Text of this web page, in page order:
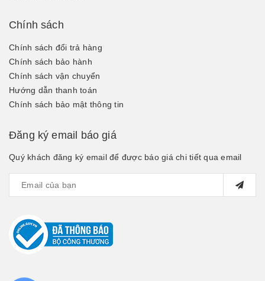
Chính sách
Chính sách đổi trả hàng
Chính sách bảo hành
Chính sách vận chuyển
Hướng dẫn thanh toán
Chính sách bảo mật thông tin
Đăng ký email báo giá
Quý khách đăng ký email để được báo giá chi tiết qua email